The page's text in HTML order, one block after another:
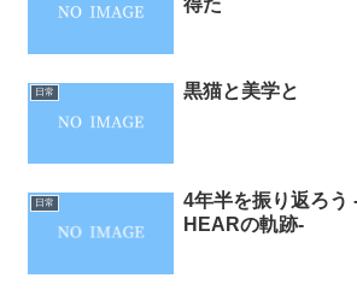
得た
日常 黒猫と美学と
日常
4年半を振り返ろう
HEARの軌跡-